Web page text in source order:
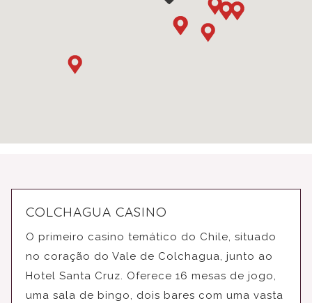
COLCHAGUA CASINO
O primeiro casino temático do Chile, situado
no coração do Vale de Colchagua, junto ao
Hotel Santa Cruz. Oferece 16 mesas de jogo,
uma sala de bingo, dois bares com uma vasta